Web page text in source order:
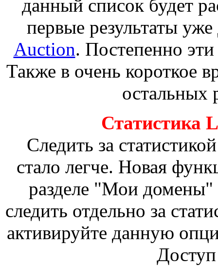
данный список будет
первые результаты
Auction. Постепенно
Также в очень короткое
остальных
Статистика
Следить за
стало легче. Новая
разделе "Мои домены"
следить отдельно за
активируйте данную